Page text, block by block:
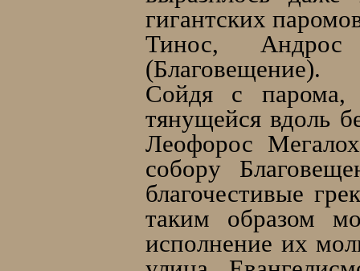
гигантских
Тинос,
(Благовещение).
Сойдя с парома,
тянущейся вдоль
Леофорос
собору
благочестивые
таким образом
исполнение их